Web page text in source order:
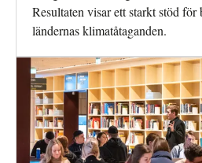
Resultaten visar ett starkt stöd
ländernas klimatåtaganden.